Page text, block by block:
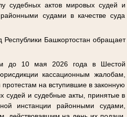
судебных актов мировых судей и
судами в качестве суда
Башкортостан обращает
до 10 мая 2026 года в Шестой
кассационным жалобам,
на вступившие в законную
судей и судебные акты, принятые в
инстанции районными судами,